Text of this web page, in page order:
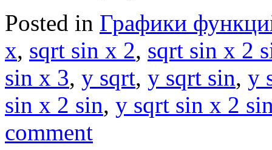
Posted in Графики
x, sqrt sin x 2, sqrt sin x 2
sin x 3, y sqrt, y sqrt sin, y
sin x 2 sin, y sqrt sin x 2
comment